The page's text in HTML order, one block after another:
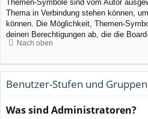
Themen-Symbole sind vom Autor
Thema in Verbindung stehen können,
können. Die Möglichkeit, Themen-
deinen Berechtigungen ab, die die
Nach oben
Benutzer-Stufen und Gruppen
Was sind Administratoren?